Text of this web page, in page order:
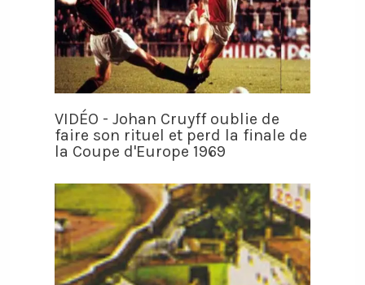
VIDÉO - Johan Cruyff oublie de
faire son rituel et perd la finale de
la Coupe d'Europe 1969